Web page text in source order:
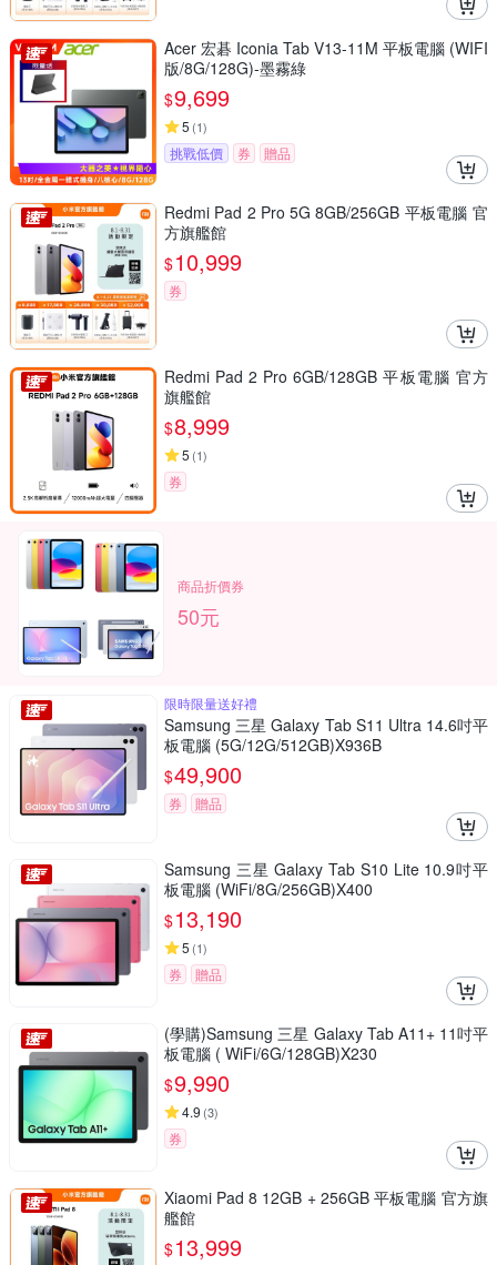
Acer 宏碁 Iconia Tab V13-11M 平板電腦 (WIFI
版/8G/128G)-墨霧綠
$9,699
5 (1)
挑戰低價 券 贈品
Redmi Pad 2 Pro 5G 8GB/256GB 平板電腦 官
方旗艦館
$10,999
券
Redmi Pad 2 Pro 6GB/128GB 平板電腦 官方
旗艦館
$8,999
5 (1)
券
商品折價券
50元
限時限量送好禮
Samsung 三星 Galaxy Tab S11 Ultra 14.6吋平
板電腦 (5G/12G/512GB)X936B
$49,900
券 贈品
Samsung 三星 Galaxy Tab S10 Lite 10.9吋平
板電腦 (WiFi/8G/256GB)X400
$13,190
5 (1)
券 贈品
(學購)Samsung 三星 Galaxy Tab A11+ 11吋平
板電腦 ( WiFi/6G/128GB)X230
$9,990
4.9 (3)
券
Xiaomi Pad 8 12GB + 256GB 平板電腦 官方旗
艦館
$13,999